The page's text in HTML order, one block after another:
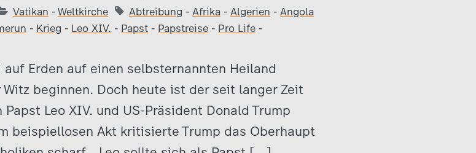
Vatikan - Weltkirche Abtreibung - Afrika - Algerien - Angola
- Krieg - Leo XIV. - Papst - Papstreise - Pro Life -
Erden auf einen selbsternannten Heiland
beginnen. Doch heute ist der seit langer Zeit
Leo XIV. und US-Präsident Donald Trump
beispiellosen Akt kritisierte Trump das Oberhaupt